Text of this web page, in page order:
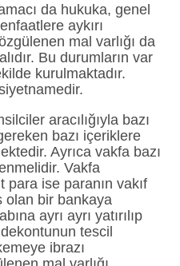
da hukuka, genel
aykırı
mal varlığı da
Bu durumların var
kurulmaktadır.
aracılığıyla bazı
bazı içeriklere
Ayrıca vakfa bazı
Vakfa
para ise paranın vakıf
olan bir bankaya
ayrı ayrı yatırılıp
tescil
ibrazı